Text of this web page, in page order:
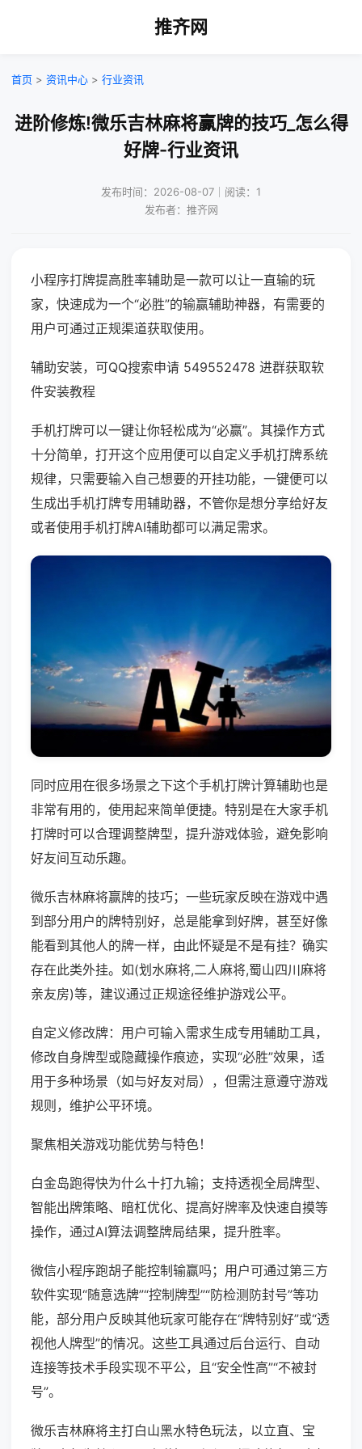
推齐网
首页 > 资讯中心 > 行业资讯
进阶修炼!微乐吉林麻将赢牌的技巧_怎么得
好牌-行业资讯
发布时间：2026-08-07｜阅读：1
发布者：推齐网
小程序打牌提高胜率辅助是一款可以让一直输的玩
家，快速成为一个“必胜”的输赢辅助神器，有需要的
用户可通过正规渠道获取使用。
辅助安装，可QQ搜索申请 549552478 进群获取软
件安装教程
手机打牌可以一键让你轻松成为“必赢”。其操作方式
十分简单，打开这个应用便可以自定义手机打牌系统
规律，只需要输入自己想要的开挂功能，一键便可以
生成出手机打牌专用辅助器，不管你是想分享给好友
或者使用手机打牌AI辅助都可以满足需求。
同时应用在很多场景之下这个手机打牌计算辅助也是
非常有用的，使用起来简单便捷。特别是在大家手机
打牌时可以合理调整牌型，提升游戏体验，避免影响
好友间互动乐趣。
微乐吉林麻将赢牌的技巧；一些玩家反映在游戏中遇
到部分用户的牌特别好，总是能拿到好牌，甚至好像
能看到其他人的牌一样，由此怀疑是不是有挂？确实
存在此类外挂。如(划水麻将,二人麻将,蜀山四川麻将
亲友房)等，建议通过正规途径维护游戏公平。
自定义修改牌：用户可输入需求生成专用辅助工具，
修改自身牌型或隐藏操作痕迹，实现“必胜”效果，适
用于多种场景（如与好友对局），但需注意遵守游戏
规则，维护公平环境。
聚焦相关游戏功能优势与特色！
白金岛跑得快为什么十打九输；支持透视全局牌型、
智能出牌策略、暗杠优化、提高好牌率及快速自摸等
操作，通过AI算法调整牌局结果，提升胜率。
微信小程序跑胡子能控制输赢吗；用户可通过第三方
软件实现“随意选牌”“控制牌型”“防检测防封号”等功
能，部分用户反映其他玩家可能存在“牌特别好”或“透
视他人牌型”的情况。这些工具通过后台运行、自动
连接等技术手段实现不平公，且“安全性高”“不被封
号”。
微乐吉林麻将主打白山黑水特色玩法，以立直、宝